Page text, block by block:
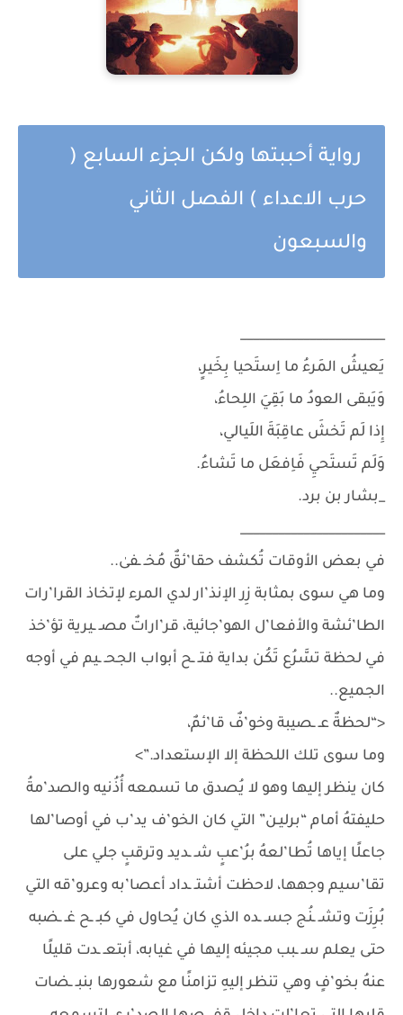
رواية أحببتها ولكن الجزء السابع (
حرب الاعداء ) الفصل الثاني
والسبعون
_______________________
يَعيشُ المَرءُ ما اِستَحيا بِخَيرٍ،
وَيَبقى العودُ ما بَقِيَ اللِحاءُ،
إِذا لَم تَخشَ عاقِبَةَ اللَيالي،
وَلَم تَستَحيِ فَاِفعَل ما تَشاءُ.
_بشار بن برد.
_______________________
في بعض الأوقات تُكشف حقا’ئقٌ مُخـ ـفىٰ..
وما هي سوى بمثابة زِر الإنذ’ار لدي المرء لإتخاذ القرا’رات
الطا’ئشة والأفعا’ل الهو’جائية، قر’اراتٌ مصـ ـيرية تؤ’خذ
في لحظة تسَّرُع تَكُن بداية فتـ ـح أبواب الجحـ ـيم في أوجه
الجميع..
<“لحظةٌ عـ ـصيبة وخو’فٌ قا’ئمٌ،
وما سوى تلك اللحظة إلا الإستعداد.”>
كان ينظر إليها وهو لا يُصدق ما تسمعه أُذُنيه والصد’مةُ
حليفتهُ أمام “برليـن” التي كان الخو’ف يد’ب في أوصا’لها
جاعلًا إياها تُطا’لعهُ برُ’عبٍ شـ ـديد وترقبٍ جلي على
تقا’سيم وجهها، لاحظت أشتـ ـداد أعصا’به وعرو’قه التي
بُرِزَت وتشـ ـنُج جسـ ـده الذي كان يُحاول في كبـ ـح غـ ـضبه
حتى يعلم سـ ـبب مجيئه إليها في غيابه، أبتعـ ـدت قليلًا
عنهُ بخو’فٍ وهي تنظر إليهِ تزامنًا مع شعورها بنبـ ـضات